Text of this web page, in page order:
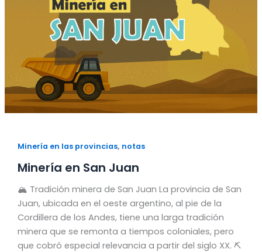
Minería en las provincias, notas
Minería en San Juan
🏔️ Tradición minera de San Juan La provincia de San
Juan, ubicada en el oeste argentino, al pie de la
Cordillera de los Andes, tiene una larga tradición
minera que se remonta a tiempos coloniales, pero
que cobró especial relevancia a partir del siglo XX. ⛏️